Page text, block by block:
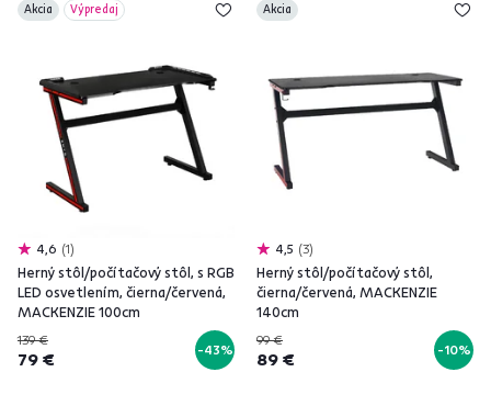
Akcia Výpredaj
4,6 1
Herný stôl/počítačový stôl, s RGB
LED osvetlením, čierna/červená,
MACKENZIE 100cm
139 €
79 € -43%
Akcia
4,5 3
Herný stôl/počítačový stôl,
čierna/červená, MACKENZIE
140cm
99 €
89 € -10%